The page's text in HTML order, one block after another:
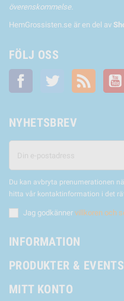
överenskommelse.
HemGrossisten.se är en del av
FÖLJ OSS
Facebook Twitter RSS
NYHETSBREV
Du kan avbryta prenumerationen
hitta vår kontaktinformation i det
Jag godkänner villkoren och
INFORMATION
PRODUKTER & EVENTS
MITT KONTO